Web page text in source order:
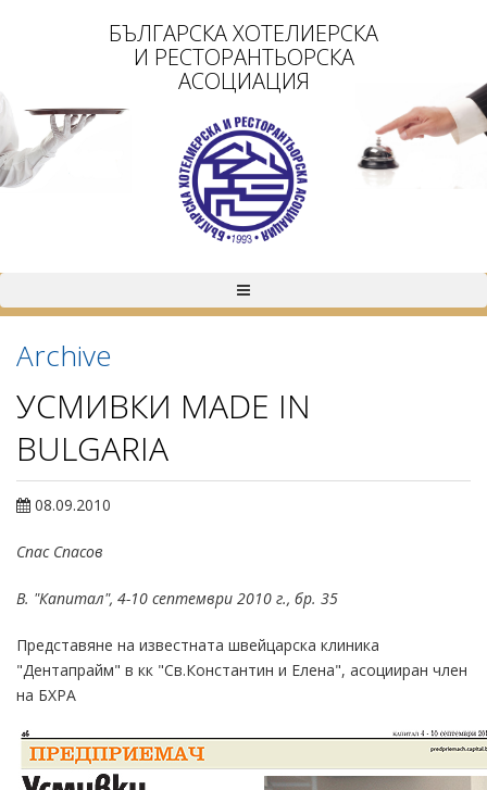
БЪЛГАРСКА ХОТЕЛИЕРСКА
И РЕСТОРАНТЬОРСКА
АСОЦИАЦИЯ
Archive
УСМИВКИ MADE IN
BULGARIA
08.09.2010
Спас Спасов
В. "Капитал", 4-10 септември 2010 г., бр. 35
Представяне на известната швейцарска клиника
"Дентапрайм" в кк "Св.Константин и Елена", асоцииран член
на БХРА